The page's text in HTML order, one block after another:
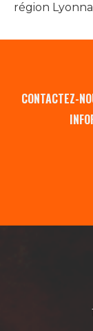
région
CONTACTEZ-